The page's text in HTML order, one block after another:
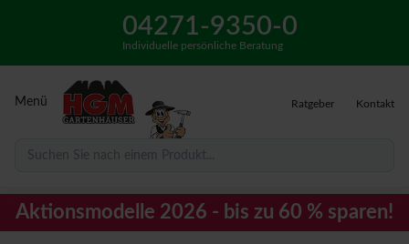
04271-9350-0
Individuelle persönliche Beratung
Menü Ratgeber Kontakt
Suchen Sie nach einem Produkt...
Aktionsmodelle 2026 - bis zu 60 % sparen!